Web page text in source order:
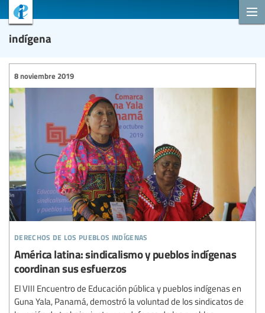
indígena
derechos de los pueblos indígenas
8 noviembre 2019
América latina: sindicalismo y pueblos indígenas
coordinan sus esfuerzos
El VIII Encuentro de Educación pública y pueblos indígenas en
Guna Yala, Panamá, demostró la voluntad de los sindicatos de